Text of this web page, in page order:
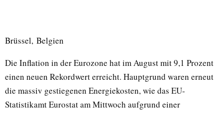
Brüssel, Belgien
Die Inflation in der Eurozone hat im August mit 9,1 Prozent
einen neuen Rekordwert erreicht. Hauptgrund waren erneut
die massiv gestiegenen Energiekosten, wie das EU-
Statistikamt Eurostat am Mittwoch aufgrund einer